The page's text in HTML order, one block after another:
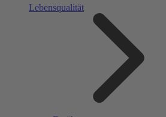
Lebensqualität